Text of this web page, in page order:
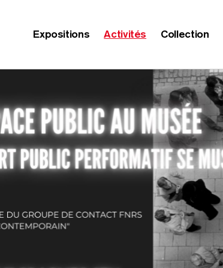
Expositions Activités Collection